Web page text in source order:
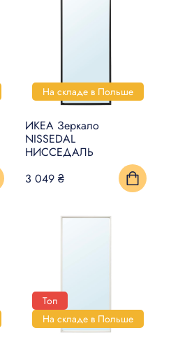
На складе в Польше
ИКЕА Зеркало
NISSEDAL
НИССЕДАЛЬ
3 049 ₴
Топ
На складе в Польше